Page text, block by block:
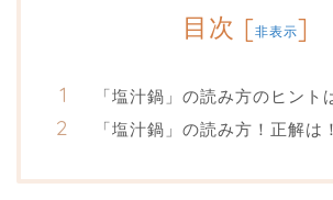
目次 [非表示]
「塩汁鍋」の読み方のヒント
「塩汁鍋」の読み方！正解は